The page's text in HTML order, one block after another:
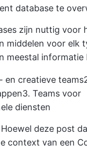
database te
zijn nuttig voor
middelen voor elk
meestal informatie
en creatieve teams
3. Teams voor
diensten
Hoewel deze post
context van een